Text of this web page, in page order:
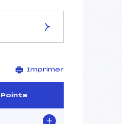
ROUGE LE COQ
1920
2403/11/08
Imprimer
Points